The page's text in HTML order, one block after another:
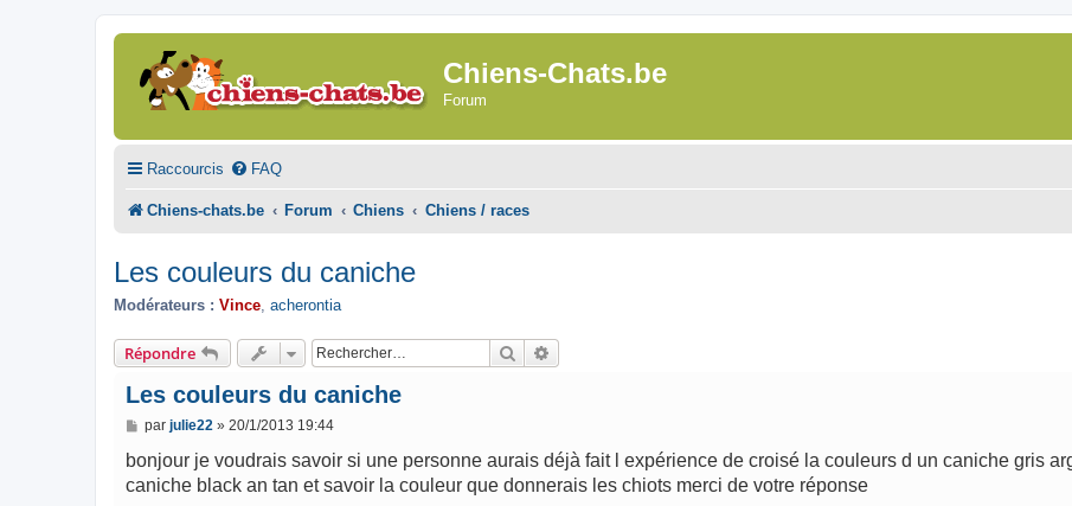
Chiens-Chats.be
Forum
Raccourcis FAQ
Chiens-chats.be Forum Chiens Chiens / races
Les couleurs du caniche
Modérateurs : Vince acherontia
Répondre Rechercher
Les couleurs du caniche
M
s
a
par julie22 » 20/1/2013 19:44
bonjour je voudrais savoir si une personne aurais déjà fait l expérience de croisé la couleurs d un caniche gris
caniche black an tan et savoir la couleur que donnerais les chiots merci de votre réponse